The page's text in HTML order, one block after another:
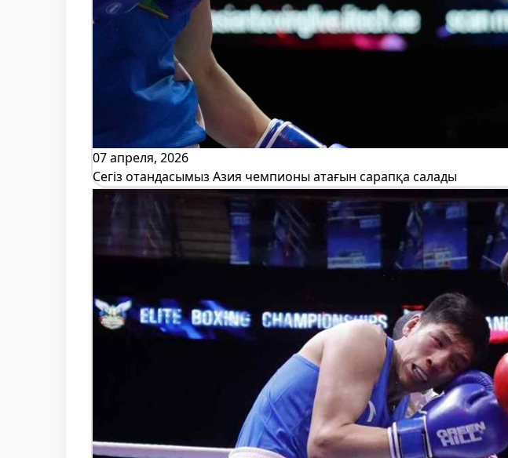
07 апреля, 2026
Сегіз отандасымыз Азия чемпионы атағын сарапқа салады